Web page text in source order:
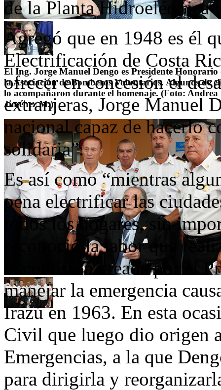
El Ing. Jorge Manuel Dengo es Presidente Honorario
la Asociación de Bomberos Voluntarios. Algunos de
lo acompañaron durante el homenaje. (Foto: Andrea
Jiménez M.)
de la Planta Hidroeléctrica
Agregó que en 1948 es él
Electrificación de Costa
ofrecer en concesión el
extranjeras, Jorge Manuel
nacional capaz de hacerlo
solidaria”.
Es así como “mientras
pena electrificar las
todos los hogares, sin
reconoció la labor que
la comisión creada por el
manejar la emergencia
Irazú en 1963. En esta
Civil que luego dio origen
Emergencias, a la que
para dirigirla y